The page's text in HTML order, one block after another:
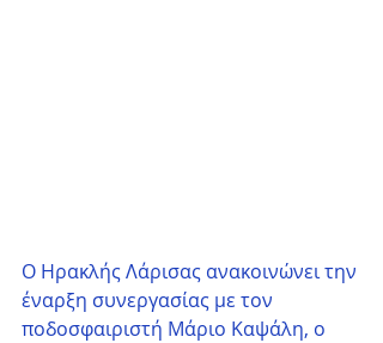
Ο Ηρακλής Λάρισας ανακοινώνει την
έναρξη συνεργασίας με τον
ποδοσφαιριστή Μάριο Καψάλη, ο